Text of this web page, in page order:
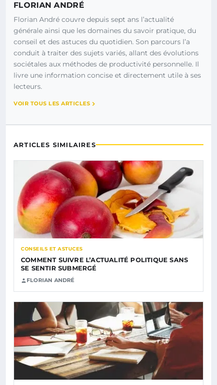
FLORIAN ANDRÉ
Florian André couvre depuis sept ans l’actualité
générale ainsi que les domaines du savoir pratique, du
conseil et des astuces du quotidien. Son parcours l’a
conduit à traiter des sujets variés, allant des évolutions
sociétales aux méthodes de productivité personnelle. Il
livre une information concise et directement utile à ses
lecteurs.
VOIR TOUS LES ARTICLES
ARTICLES SIMILAIRES
CONSEILS ET ASTUCES
COMMENT SUIVRE L’ACTUALITÉ POLITIQUE SANS
SE SENTIR SUBMERGÉ
FLORIAN ANDRÉ